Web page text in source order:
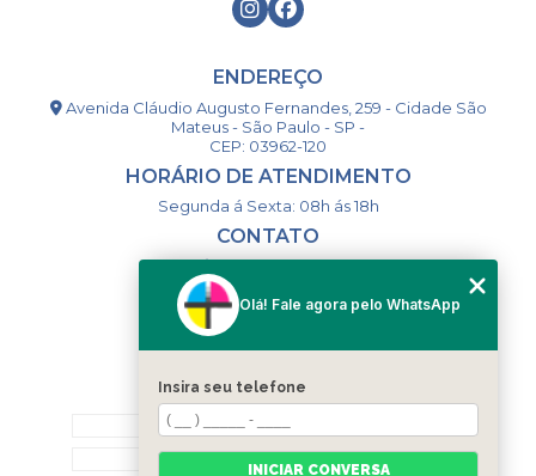
ENDEREÇO
Avenida Cláudio Augusto Fernandes, 259 - Cidade São
Mateus - São Paulo - SP -
CEP: 03962-120
HORÁRIO DE ATENDIMENTO
Segunda á Sexta: 08h ás 18h
CONTATO
(11) 98993-9556
togsm1@gmail.com
MENU
HOME
Olá! Fale agora pelo WhatsApp
Insira seu telefone
INICIAR CONVERSA